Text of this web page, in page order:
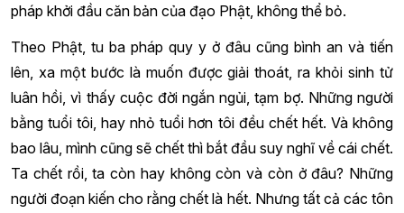
pháp khởi đầu căn bản của đạo Phật, không thể bỏ.
Theo Phật, tu ba pháp quy y ở đâu cũng bình an và tiến
lên, xa một bước là muốn được giải thoát, ra khỏi sinh tử
luân hồi, vì thấy cuộc đời ngắn ngủi, tạm bợ. Những người
bằng tuổi tôi, hay nhỏ tuổi hơn tôi đều chết hết. Và không
bao lâu, mình cũng sẽ chết thì bắt đầu suy nghĩ về cái chết.
Ta chết rồi, ta còn hay không còn và còn ở đâu? Những
người đoạn kiến cho rằng chết là hết. Nhưng tất cả các tôn